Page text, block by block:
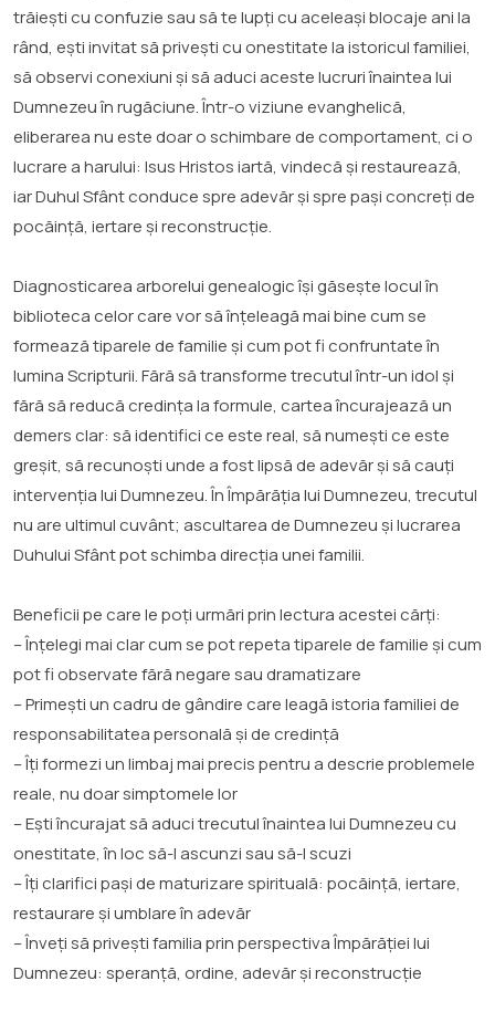
trăiești cu confuzie sau să te lupți cu aceleași blocaje ani la
rând, ești invitat să privești cu onestitate la istoricul familiei,
să observi conexiuni și să aduci aceste lucruri înaintea lui
Dumnezeu în rugăciune. Într-o viziune evanghelică,
eliberarea nu este doar o schimbare de comportament, ci o
lucrare a harului: Isus Hristos iartă, vindecă și restaurează,
iar Duhul Sfânt conduce spre adevăr și spre pași concreți de
pocăință, iertare și reconstrucție.
Diagnosticarea arborelui genealogic își găsește locul în
biblioteca celor care vor să înțeleagă mai bine cum se
formează tiparele de familie și cum pot fi confruntate în
lumina Scripturii. Fără să transforme trecutul într-un idol și
fără să reducă credința la formule, cartea încurajează un
demers clar: să identifici ce este real, să numești ce este
greșit, să recunoști unde a fost lipsă de adevăr și să cauți
intervenția lui Dumnezeu. În Împărăția lui Dumnezeu, trecutul
nu are ultimul cuvânt; ascultarea de Dumnezeu și lucrarea
Duhului Sfânt pot schimba direcția unei familii.
Beneficii pe care le poți urmări prin lectura acestei cărți:
– Înțelegi mai clar cum se pot repeta tiparele de familie și cum
pot fi observate fără negare sau dramatizare
– Primești un cadru de gândire care leagă istoria familiei de
responsabilitatea personală și de credință
– Îți formezi un limbaj mai precis pentru a descrie problemele
reale, nu doar simptomele lor
– Ești încurajat să aduci trecutul înaintea lui Dumnezeu cu
onestitate, în loc să-l ascunzi sau să-l scuzi
– Îți clarifici pași de maturizare spirituală: pocăință, iertare,
restaurare și umblare în adevăr
– Înveți să privești familia prin perspectiva Împărăției lui
Dumnezeu: speranță, ordine, adevăr și reconstrucție